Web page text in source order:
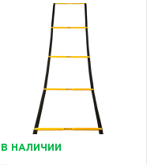
В НАЛИЧИИ